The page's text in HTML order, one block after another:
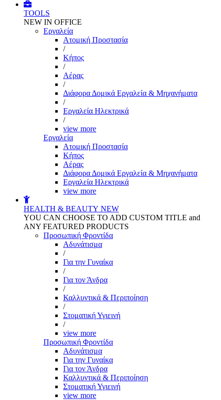
TOOLS
NEW IN OFFICE
Εργαλεία
Aτομική Προστασία
/
Kήπος
/
Αέρας
/
Διάφορα Δομικά Εργαλεία & Μηχανήματα
/
Εργαλεία Ηλεκτρικά
/
view more
Εργαλεία
Aτομική Προστασία
Kήπος
Αέρας
Διάφορα Δομικά Εργαλεία & Μηχανήματα
Εργαλεία Ηλεκτρικά
view more
HEALTH & BEAUTY NEW
YOU CAN CHOOSE TO ADD CUSTOM TITLE and
ANY FEATURED PRODUCTS
Προσωπική Φροντίδα
Αδυνάτισμα
/
Για την Γυναίκα
/
Για τον Άνδρα
/
Καλλυντικά & Περιποίηση
/
Στοματική Υγιεινή
/
view more
Προσωπική Φροντίδα
Αδυνάτισμα
Για την Γυναίκα
Για τον Άνδρα
Καλλυντικά & Περιποίηση
Στοματική Υγιεινή
view more